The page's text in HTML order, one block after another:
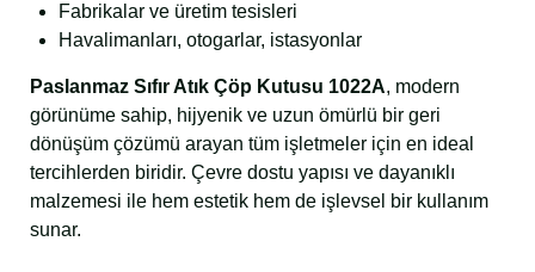
Fabrikalar ve üretim tesisleri
Havalimanları, otogarlar, istasyonlar
Paslanmaz Sıfır Atık Çöp Kutusu 1022A, modern
görünüme sahip, hijyenik ve uzun ömürlü bir geri
dönüşüm çözümü arayan tüm işletmeler için en ideal
tercihlerden biridir. Çevre dostu yapısı ve dayanıklı
malzemesi ile hem estetik hem de işlevsel bir kullanım
sunar.